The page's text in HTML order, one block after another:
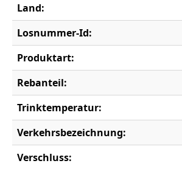
Land:
Losnummer-Id:
Produktart:
Rebanteil:
Trinktemperatur:
Verkehrsbezeichnung:
Verschluss: